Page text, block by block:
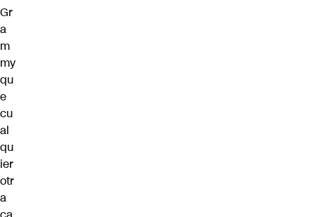
Gr
a
m
my
qu
e
cu
al
qu
ier
otr
a